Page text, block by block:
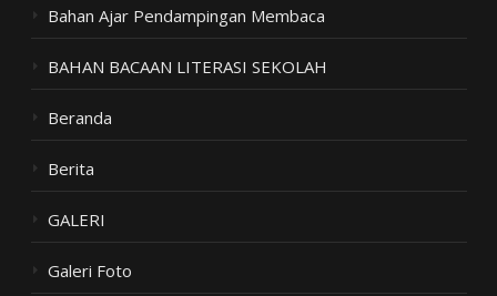
Bahan Ajar Pendampingan Membaca
BAHAN BACAAN LITERASI SEKOLAH
Beranda
Berita
GALERI
Galeri Foto